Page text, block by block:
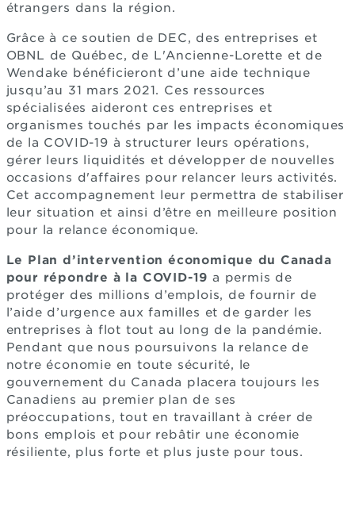
étrangers dans la région.
Grâce à ce soutien de DEC, des entreprises et
OBNL de Québec, de L'Ancienne-Lorette et de
Wendake bénéficieront d’une aide technique
jusqu’au 31 mars 2021. Ces ressources
spécialisées aideront ces entreprises et
organismes touchés par les impacts économiques
de la COVID-19 à structurer leurs opérations,
gérer leurs liquidités et développer de nouvelles
occasions d'affaires pour relancer leurs activités.
Cet accompagnement leur permettra de stabiliser
leur situation et ainsi d’être en meilleure position
pour la relance économique.
Le Plan d’intervention économique du Canada
pour répondre à la COVID-19 a permis de
protéger des millions d’emplois, de fournir de
l’aide d’urgence aux familles et de garder les
entreprises à flot tout au long de la pandémie.
Pendant que nous poursuivons la relance de
notre économie en toute sécurité, le
gouvernement du Canada placera toujours les
Canadiens au premier plan de ses
préoccupations, tout en travaillant à créer de
bons emplois et pour rebâtir une économie
résiliente, plus forte et plus juste pour tous.